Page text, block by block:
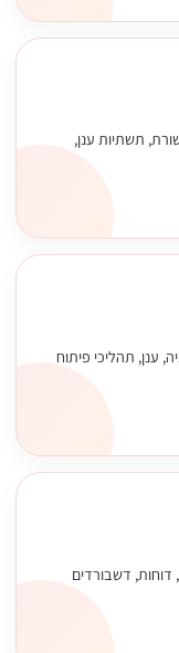
תשתיות ענן,
ענן, תהליכי פיתוח
דוחות, דשבורדים